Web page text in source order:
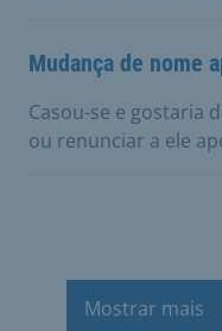
Mudança de nome
Casou-se e gostaria
ou renunciar a ele
Mostrar mais